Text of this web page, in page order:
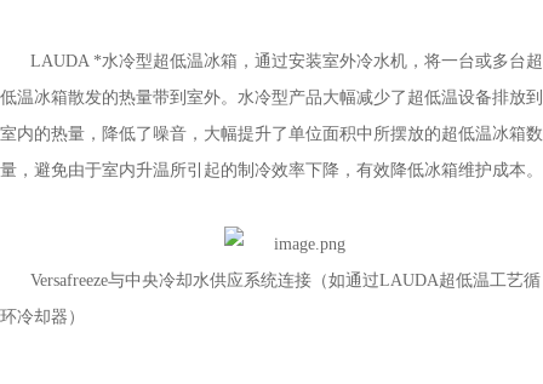
LAUDA *水冷型超低温冰箱，通过安装室外冷水机，将一台或多台超
低温冰箱散发的热量带到室外。水冷型产品大幅减少了超低温设备排放到
室内的热量，降低了噪音，大幅提升了单位面积中所摆放的超低温冰箱数
量，避免由于室内升温所引起的制冷效率下降，有效降低冰箱维护成本。
Versafreeze与中央冷却水供应系统连接（如通过LAUDA超低温工艺循
环冷却器）